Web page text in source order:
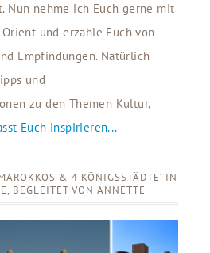
Nun nehme ich Euch gerne mit
und erzähle Euch von
Empfindungen. Natürlich
und
zu den Themen Kultur,
Euch inspirieren...
& 4 KÖNIGSSTÄDTE‘ IN
BEGLEITET VON ANNETTE